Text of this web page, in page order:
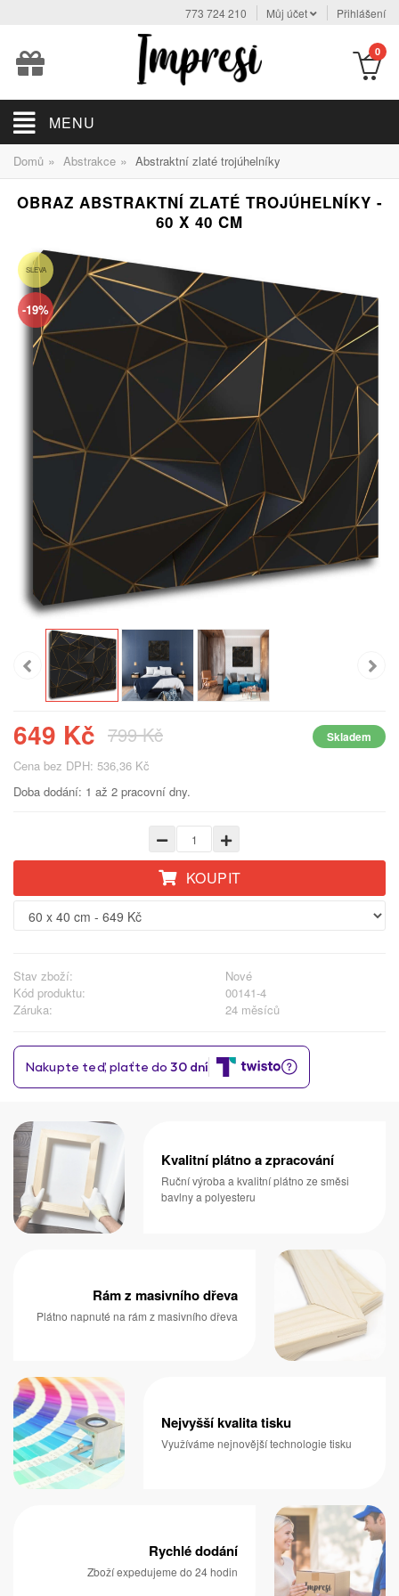
773 724 210 Můj účet Přihlášení
0
MENU
Domů » Abstrakce » Abstraktní zlaté trojúhelníky
OBRAZ ABSTRAKTNÍ ZLATÉ TROJÚHELNÍKY -
60 X 40 CM
SLEVA
-19%
649 Kč 799 Kč Skladem
Cena bez DPH: 536,36 Kč
Doba dodání: 1 až 2 pracovní dny.
KOUPIT
Stav zboží:
Nové
Kód produktu:
00141-4
Záruka:
24 měsíců
Kvalitní plátno a zpracování
Ruční výroba a kvalitní plátno ze směsi
bavlny a polyesteru
Rám z masivního dřeva
Plátno napnuté na rám z masivního dřeva
Nejvyšší kvalita tisku
Využíváme nejnovější technologie tisku
Rychlé dodání
Zboží expedujeme do 24 hodin